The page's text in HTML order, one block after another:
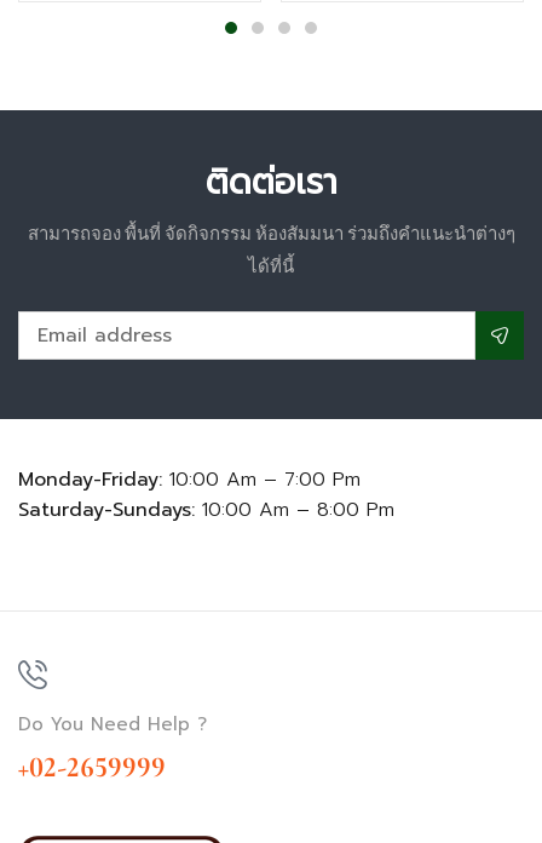
ติดต่อเรา
สามารถจอง พื้นที่ จัดกิจกรรม ห้องสัมมนา ร่วมถึงคำแนะนำต่างๆ
ได้ที่นี้
Monday-Friday: 10:00 Am – 7:00 Pm
Saturday-Sundays: 10:00 Am – 8:00 Pm
Do You Need Help ?
+02-2659999